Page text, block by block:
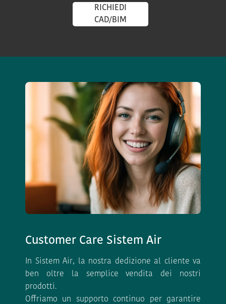
RICHIEDI
CAD/BIM
Customer Care Sistem Air
In Sistem Air, la nostra dedizione al cliente va
ben oltre la semplice vendita dei nostri
prodotti.
Offriamo un supporto continuo per garantire